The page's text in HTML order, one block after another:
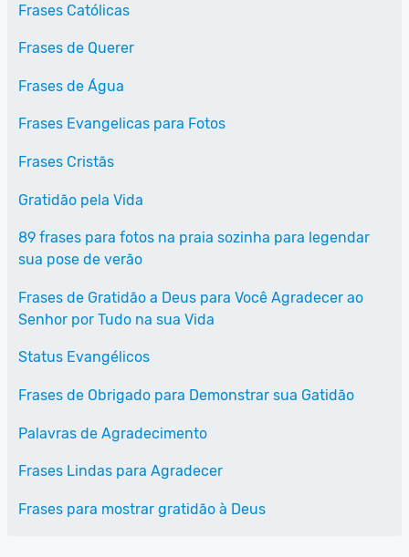
Frases Católicas
Frases de Querer
Frases de Água
Frases Evangelicas para Fotos
Frases Cristãs
Gratidão pela Vida
89 frases para fotos na praia sozinha para legendar
sua pose de verão
Frases de Gratidão a Deus para Você Agradecer ao
Senhor por Tudo na sua Vida
Status Evangélicos
Frases de Obrigado para Demonstrar sua Gatidão
Palavras de Agradecimento
Frases Lindas para Agradecer
Frases para mostrar gratidão à Deus